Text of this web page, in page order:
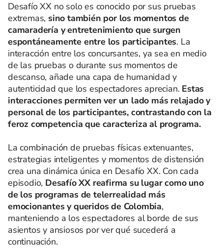
Desafío XX no solo es conocido por sus pruebas
extremas, sino también por los momentos de
camaradería y entretenimiento que surgen
espontáneamente entre los participantes. La
interacción entre los concursantes, ya sea en medio
de las pruebas o durante sus momentos de
descanso, añade una capa de humanidad y
autenticidad que los espectadores aprecian. Estas
interacciones permiten ver un lado más relajado y
personal de los participantes, contrastando con la
feroz competencia que caracteriza al programa.
La combinación de pruebas físicas extenuantes,
estrategias inteligentes y momentos de distensión
crea una dinámica única en Desafío XX. Con cada
episodio, Desafío XX reafirma su lugar como uno
de los programas de telerrealidad más
emocionantes y queridos de Colombia,
manteniendo a los espectadores al borde de sus
asientos y ansiosos por ver qué sucederá a
continuación.